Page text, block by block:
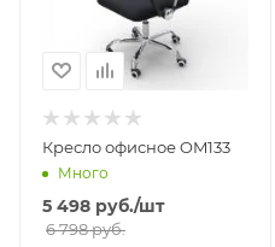
Кресло офисное OM133
Много
5 498 руб./шт
6 798 руб.